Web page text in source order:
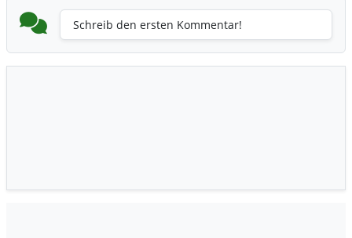
Schreib den ersten Kommentar!